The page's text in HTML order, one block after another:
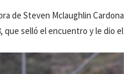
de Steven Mclaughlin Cardona
que selló el encuentro y le dio el